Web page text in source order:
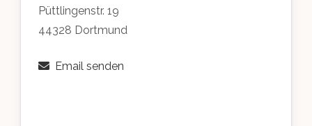
Püttlingenstr. 19
44328 Dortmund
Email senden